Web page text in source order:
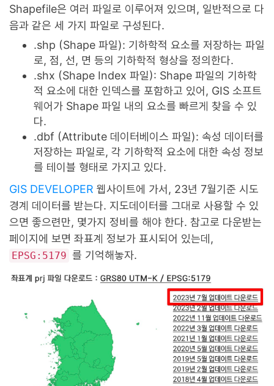
Shapefile은 여러 파일로 이루어져 있으며, 일반적으로 다
음과 같은 세 가지 파일로 구성된다.
.shp (Shape 파일): 기하학적 요소를 저장하는 파일
로, 점, 선, 면 등의 기하학적 형상을 정의한다.
.shx (Shape Index 파일): Shape 파일의 기하학
적 요소에 대한 인덱스를 포함하고 있어, GIS 소프트
웨어가 Shape 파일 내의 요소를 빠르게 찾을 수 있
다.
.dbf (Attribute 데이터베이스 파일): 속성 데이터를
저장하는 파일로, 각 기하학적 요소에 대한 속성 정보
를 테이블 형태로 가지고 있다.
GIS DEVELOPER 웹사이트에 가서, 23년 7월기준 시도
경계 데이터를 받는다. 지도데이터를 그대로 사용할 수 있
으면 좋으련만, 몇가지 정비를 해야 한다. 참고로 다운받는
페이지에 보면 좌표계 정보가 표시되어 있는데,
EPSG:5179 를 기억해놓자.